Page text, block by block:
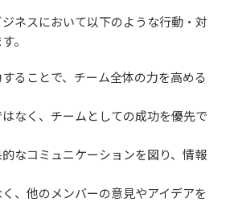
ネスにおいて以下のような行動・対
。
ることで、チーム全体の力を高める
なく、チームとしての成功を優先で
なコミュニケーションを図り、情報
、他のメンバーの意見やアイデアを